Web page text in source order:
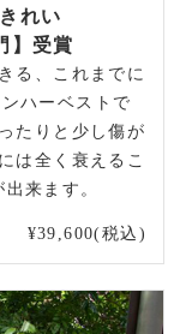
れい
】受賞
る、これまでに
ハーベストで
たりと少し傷が
は全く衰えるこ
来ます。
¥39,600(税込)